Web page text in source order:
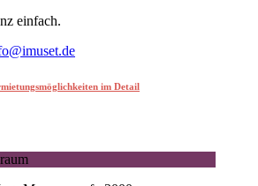
einfach.
im Detail